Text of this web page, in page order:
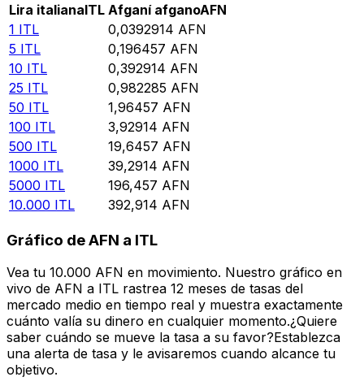
Lira italianaITL Afganí afganoAFN
1 ITL 0,0392914 AFN
5 ITL 0,196457 AFN
10 ITL 0,392914 AFN
25 ITL 0,982285 AFN
50 ITL 1,96457 AFN
100 ITL 3,92914 AFN
500 ITL 19,6457 AFN
1000 ITL 39,2914 AFN
5000 ITL 196,457 AFN
10.000 ITL 392,914 AFN
Gráfico de AFN a ITL
Vea tu 10.000 AFN en movimiento. Nuestro gráfico en
vivo de AFN a ITL rastrea 12 meses de tasas del
mercado medio en tiempo real y muestra exactamente
cuánto valía su dinero en cualquier momento.¿Quiere
saber cuándo se mueve la tasa a su favor?Establezca
una alerta de tasa y le avisaremos cuando alcance tu
objetivo.